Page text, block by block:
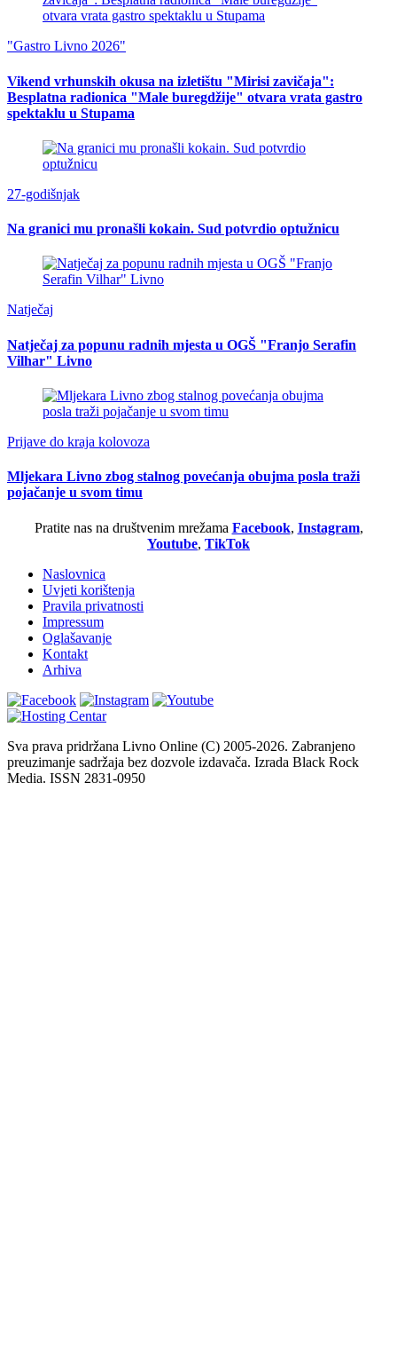
"Gastro Livno 2026"
Vikend vrhunskih okusa na izletištu "Mirisi zavičaja":
Besplatna radionica "Male buregdžije" otvara vrata gastro
spektaklu u Stupama
27-godišnjak
Na granici mu pronašli kokain. Sud potvrdio optužnicu
Natječaj
Natječaj za popunu radnih mjesta u OGŠ "Franjo Serafin
Vilhar" Livno
Prijave do kraja kolovoza
Mljekara Livno zbog stalnog povećanja obujma posla traži
pojačanje u svom timu
Pratite nas na društvenim mrežama Facebook, Instagram,
Youtube, TikTok
Naslovnica
Uvjeti korištenja
Pravila privatnosti
Impressum
Oglašavanje
Kontakt
Arhiva
Sva prava pridržana Livno Online (C) 2005-2026. Zabranjeno
preuzimanje sadržaja bez dozvole izdavača. Izrada Black Rock
Media. ISSN 2831-0950